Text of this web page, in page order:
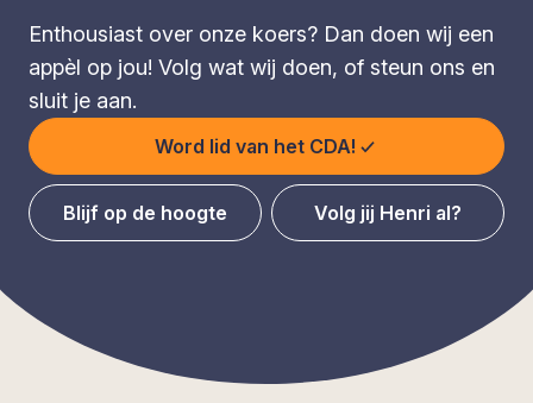
Enthousiast over onze koers? Dan doen wij een
appèl op jou! Volg wat wij doen, of steun ons en
sluit je aan.
Word lid van het CDA!
Blijf op de hoogte Volg jij Henri al?